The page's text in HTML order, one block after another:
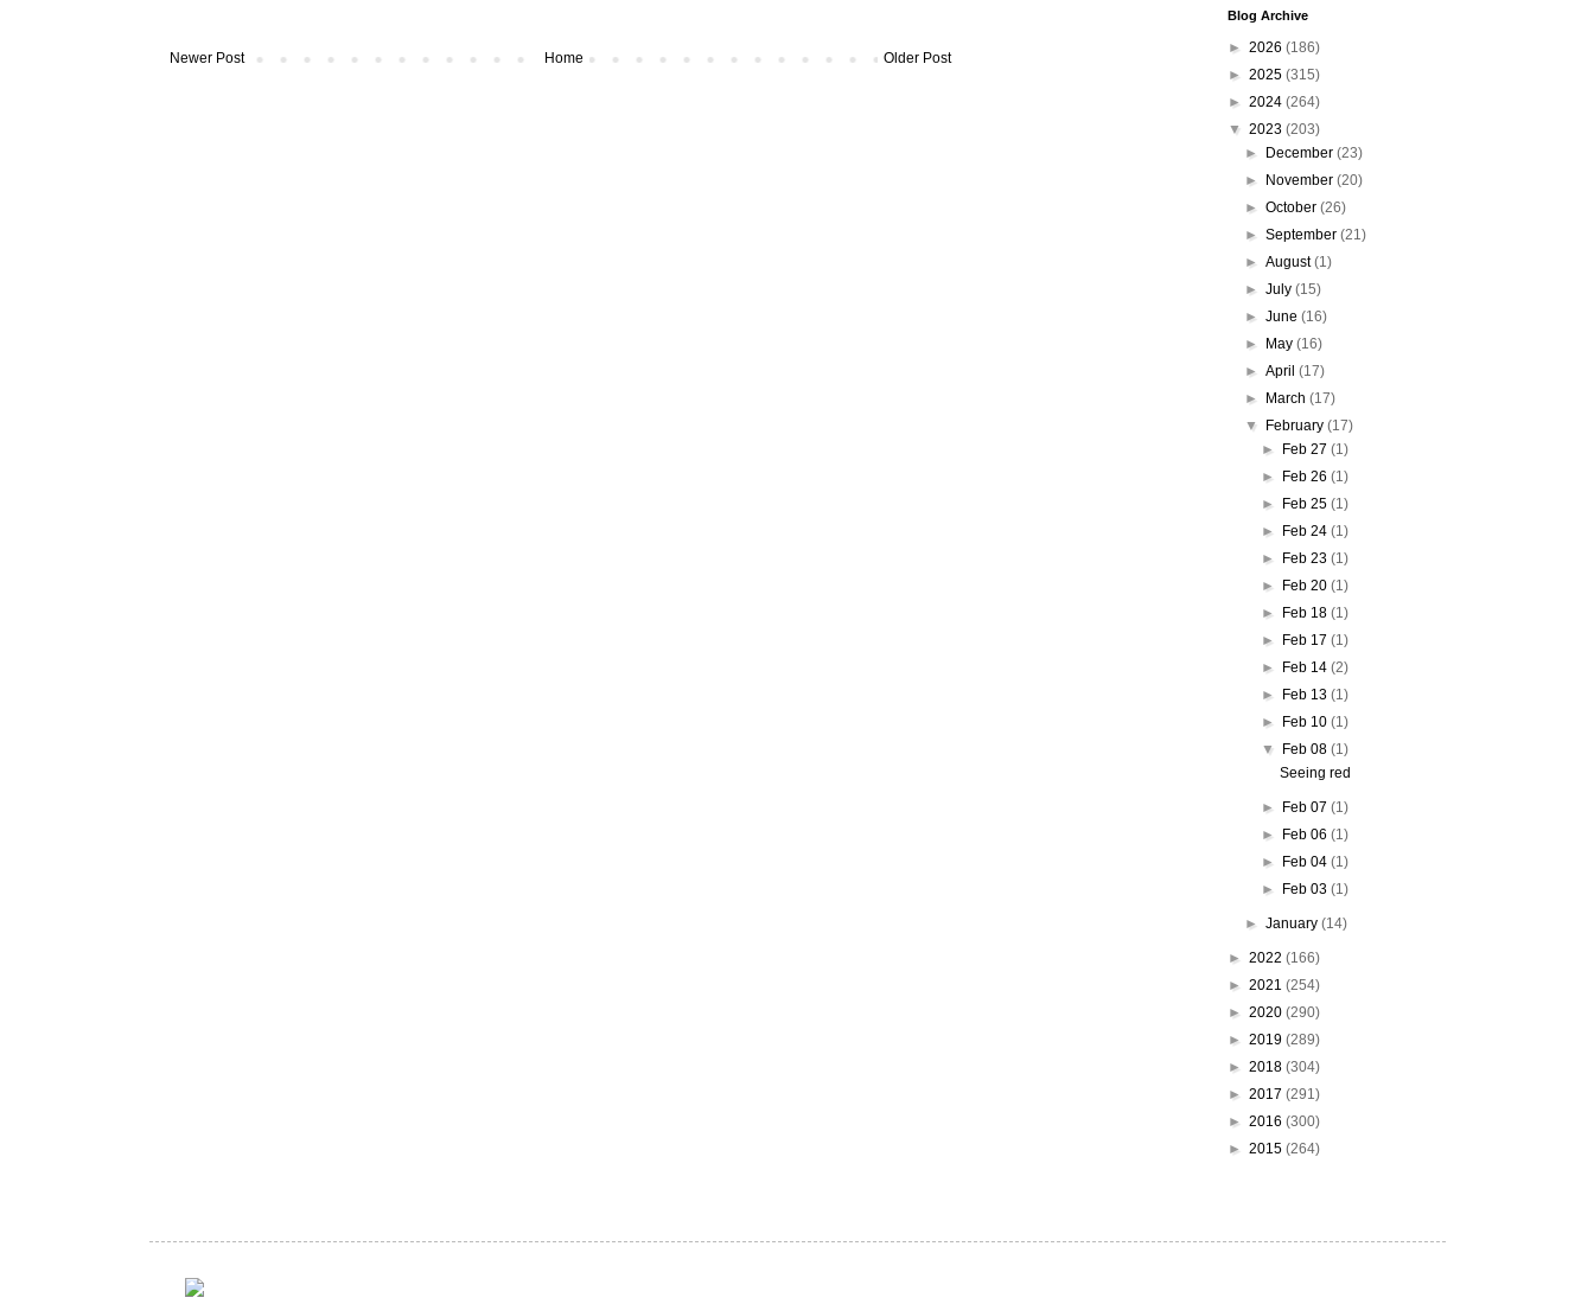
Newer Post Older Post
Home
Blog Archive
► 2026 (186)
► 2025 (315)
► 2024 (264)
▼ 2023 (203)
►
December (23)
►
November (20)
► October (26)
► September (21)
► August(1)
► July (15)
► June (16)
►
May (16)
► April (17)
►
March (17)
▼
February (17)
►
Feb 27(1)
►
Feb 26(1)
►
Feb 25(1)
►
Feb 24(1)
►
Feb 23(1)
►
Feb 20(1)
►
Feb 18(1)
►
Feb 17(1)
►
Feb 14(2)
►
Feb 13(1)
►
Feb 10(1)
▼
Feb 08(1)
Seeing red
► Feb 07(1)
►
Feb 06(1)
►
Feb 04(1)
►
Feb 03(1)
► January (14)
► 2022 (166)
► 2021 (254)
► 2020 (290)
► 2019 (289)
► 2018 (304)
► 2017 (291)
► 2016 (300)
► 2015 (264)